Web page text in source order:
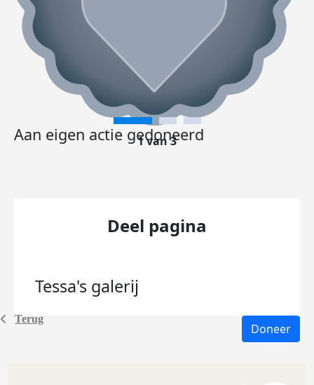
Terug
Aan eigen actie gedoneerd
1 van 3
Deel pagina
Tessa's galerij
Doneer